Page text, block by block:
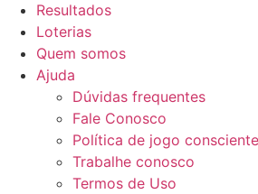
Resultados
Loterias
Quem somos
Ajuda
Dúvidas frequentes
Fale Conosco
Política de jogo consciente
Trabalhe conosco
Termos de Uso